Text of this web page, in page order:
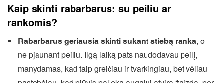
Kaip skinti rabarbarus: su peiliu ar
rankomis?
Rabarbarus geriausia skinti sukant stiebą ranka, o
ne pjaunant peiliu. Ilgą laiką pats naudodavau peilį,
manydamas, kad taip greičiau ir tvarkingiau, bet vėliau